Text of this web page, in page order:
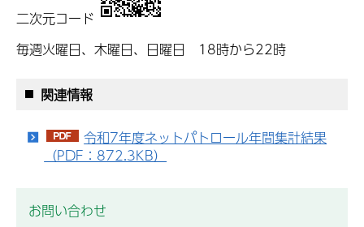
二次元コード
毎週火曜日、木曜日、日曜日 18時から22時
関連情報
令和7年度ネットパトロール年間集計結果
（PDF：872.3KB）
お問い合わせ